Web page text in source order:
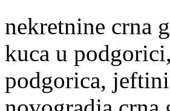
nekretnine crna
kuca u
podgorica,